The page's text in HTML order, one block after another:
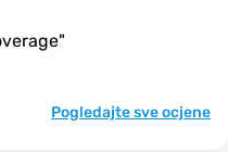
"
Pogledajte sve ocjene